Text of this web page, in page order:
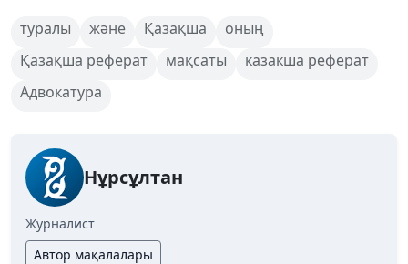
туралы және Қазақша
оның
Қазақша реферат
мақсаты
казакша реферат
Адвокатура
Нұрсұлтан
Журналист
Автор мақалалары